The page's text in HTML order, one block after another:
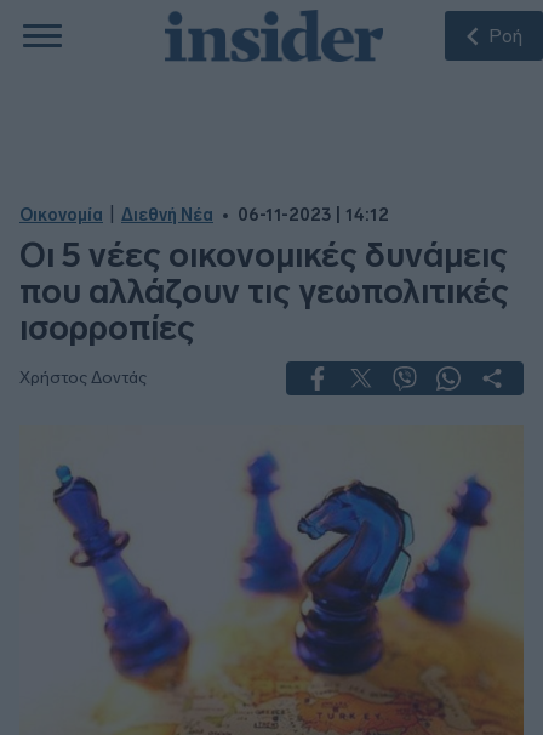
Ροή
Οικονομία Διεθνή Νέα 06-11-2023 | 14:12
Οι 5 νέες οικονομικές δυνάμεις
που αλλάζουν τις γεωπολιτικές
ισορροπίες
Χρήστος Δοντάς